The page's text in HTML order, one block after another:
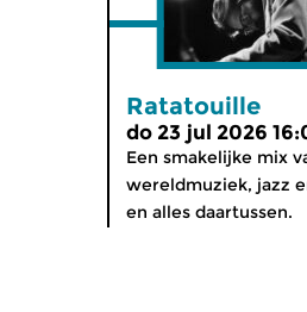
Ratatouille
do 23 jul 2026
Een smakelijke mix
wereldmuziek, jazz
en alles daartussen.